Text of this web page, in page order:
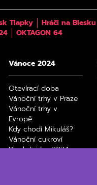
Tlapky Hráči na Blesku
OKTAGON 64
Vánoce 2024
Otevírací doba
Vánoční trhy v Praze
Vánoční trhy v
Evropě
Kdy chodí Mikuláš?
Vánoční cukroví
Black Friday 2024